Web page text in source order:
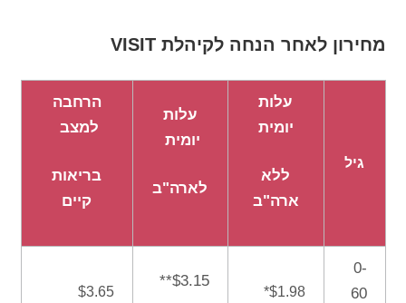
מחירון לאחר הנחה לקיהלת VISIT
גיל
עלות
יומית
ללא
ארה"ב
עלות
יומית
לארה"ב
הרחבה
למצב
בריאות
קיים
0-
60
*$1.98
$3.15**
$3.65